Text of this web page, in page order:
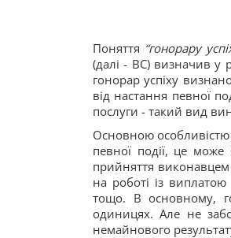
Поняття “гонорару
(далі - ВС) визначив у
гонорар успіху
від настання певної
послуги - такий вид
Основною особливістю
певної події, це
прийняття
на роботі із виплатою
тощо. В основному,
одиницях. Але не
немайнового